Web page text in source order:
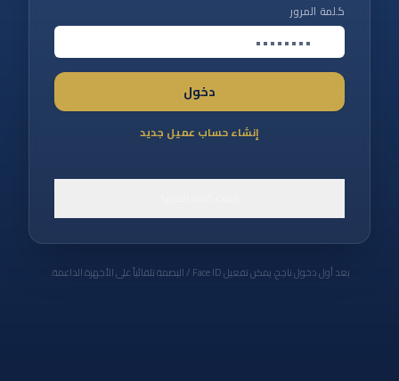
كلمة المرور
دخول
إنشاء حساب عميل جديد
بعد أول دخول ناجح، يمكن تفعيل Face ID / البصمة تلقائياً على الأجهزة الداعمة.